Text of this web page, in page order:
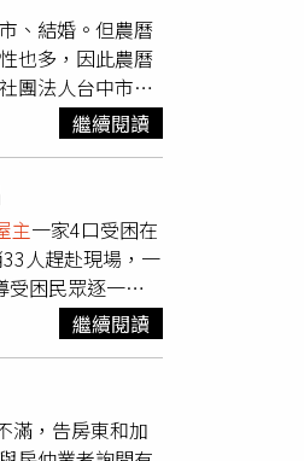
力年齡層相對偏
氣回流，也拉抬
取捨，非六都多
都地區近一年房
命理師點名「6
「動工」，就算
諮詢規劃、丈量
子正式「動
月衝買氣推促銷
再送家具、家電
、結婚。但農曆
也多，因此農曆
團法人台中市名
好的影響。一、
著急，人一急就
多過完了，農
有一個訣竅，
地或房子的四個
購買房子，農曆
如廚房、衛浴、
人銳減，許多家
足，可以省下一
ㄧ定有用附近住
繼續閱讀
主一家4口受困在
人趕赴現場，一
困民眾逐一攀
嗆傷，也無須送
廳茶几，詳細起
繼續閱讀
滿，告房東和加